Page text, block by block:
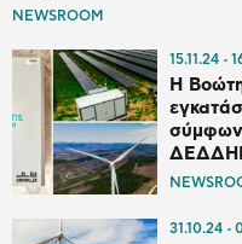
NEWSROOM
15.11.24
Η
31.10.24